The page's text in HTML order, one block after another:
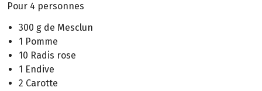
Pour 4 personnes
300 g de Mesclun
1 Pomme
10 Radis rose
1 Endive
2 Carotte